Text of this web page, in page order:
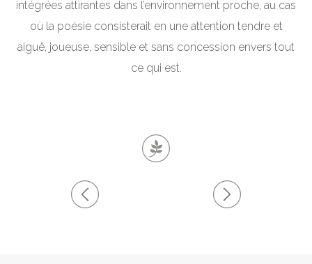
intégrées attirantes dans l’environnement proche, au cas
où la poésie consisterait en une attention tendre et
aiguë, joueuse, sensible et sans concession envers tout
ce qui est.